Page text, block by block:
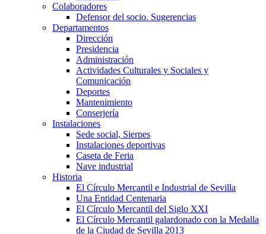
Colaboradores
Defensor del socio. Sugerencias
Departamentos
Dirección
Presidencia
Administración
Actividades Culturales y Sociales y
Comunicación
Deportes
Mantenimiento
Conserjería
Instalaciones
Sede social, Sierpes
Instalaciones deportivas
Caseta de Feria
Nave industrial
Historia
El Círculo Mercantil e Industrial de Sevilla
Una Entidad Centenaria
El Círculo Mercantil del Siglo XXI
El Círculo Mercantil galardonado con la Medalla
de la Ciudad de Sevilla 2013